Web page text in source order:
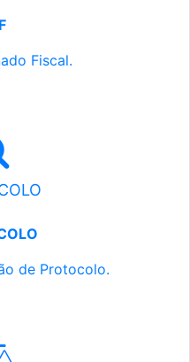
Fiscal.
de Protocolo.